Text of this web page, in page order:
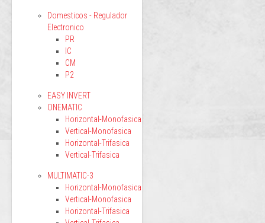
Domesticos - Regulador
Electronico
PR
IC
CM
P2
EASY INVERT
ONEMATIC
Horizontal-Monofasica
Vertical-Monofasica
Horizontal-Trifasica
Vertical-Trifasica
MULTIMATIC-3
Horizontal-Monofasica
Vertical-Monofasica
Horizontal-Trifasica